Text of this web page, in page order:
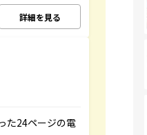
詳細を見る
た24ページの電